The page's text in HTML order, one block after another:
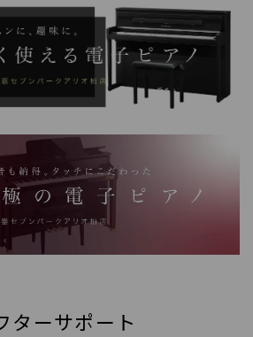
ターサポート